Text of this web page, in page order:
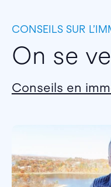
CONSEILS SUR
On se
Conseils en